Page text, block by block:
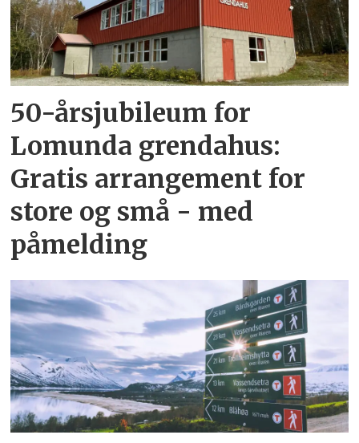
50-årsjubileum for
Lomunda grendahus:
Gratis arrangement for
store og små - med
påmelding